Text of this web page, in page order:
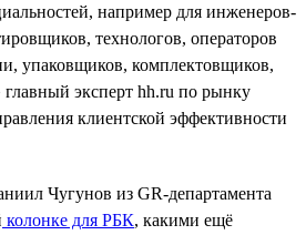
например для инженеров-
технологов, операторов
упаковщиков, комплектовщиков,
главный эксперт hh.ru по рынку
клиентской эффективности
Чугунов из GR-департамента
колонке для РБК, какими ещё